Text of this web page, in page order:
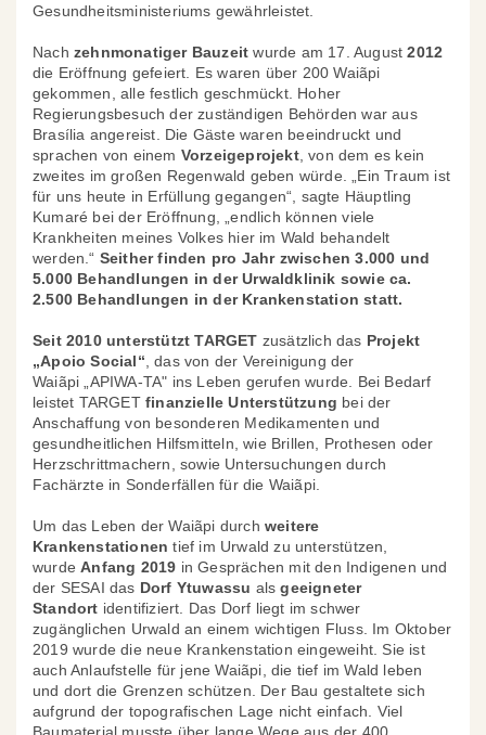
Gesundheitsministeriums gewährleistet.
Nach zehnmonatiger Bauzeit wurde am 17. August2012
die Eröffnung gefeiert. Es waren über 200 Waiãpi
gekommen, alle festlich geschmückt. Hoher
Regierungsbesuch der zuständigen Behörden war aus
Brasília angereist. Die Gäste waren beeindruckt und
sprachen von einem Vorzeigeprojekt, von dem es kein
zweites im großen Regenwald geben würde. „Ein Traum ist
für uns heute in Erfüllung gegangen“, sagte Häuptling
Kumaré bei der Eröffnung, „endlich können viele
Krankheiten meines Volkes hier im Wald behandelt
werden.“ Seither finden pro Jahr zwischen 3.000 und
5.000 Behandlungen in der Urwaldklinik sowie ca.
2.500 Behandlungen in der Krankenstation statt.
Seit 2010 unterstützt TARGET zusätzlich das Projekt
„Apoio Social“ , das von der Vereinigung der
Waiãpi „APIWA-TA" ins Leben gerufen wurde. Bei Bedarf
leistet TARGET finanzielle Unterstützung bei der
Anschaffung von besonderen Medikamenten und
gesundheitlichen Hilfsmitteln, wie Brillen, Prothesen oder
Herzschrittmachern, sowie Untersuchungen durch
Fachärzte in Sonderfällen für die Waiãpi.
Um das Leben der Waiãpi durch weitere
Krankenstationen tief im Urwald zu unterstützen,
wurdeAnfang 2019 in Gesprächen mit den Indigenen und
der SESAI das Dorf Ytuwassu alsgeeigneter
Standort identifiziert. Das Dorf liegt im schwer
zugänglichen Urwald an einem wichtigen Fluss. Im Oktober
2019 wurde die neue Krankenstation eingeweiht. Sie ist
auch Anlaufstelle für jene Waiãpi, die tief im Wald leben
und dort die Grenzen schützen. Der Bau gestaltete sich
aufgrund der topografischen Lage nicht einfach. Viel